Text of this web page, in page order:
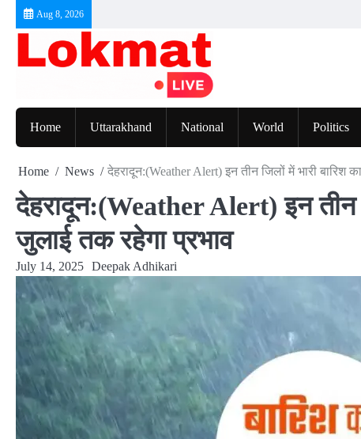
Aug 8, 2026
Home Uttarakhand National World Politics
Home News देहरादून:(Weather Alert) इन तीन जिलों में भारी बारिश
देहरादून:(Weather Alert) इन तीन
जुलाई तक रहेगा प्रभाव
July 14, 2025 Deepak Adhikari